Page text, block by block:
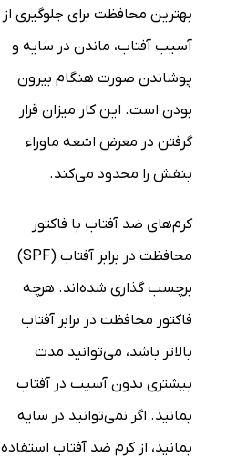
بهترین محافظت برای جلوگیری از
آسیب آفتاب، ماندن در سایه و
پوشاندن صورت هنگام بیرون
بودن است. این کار میزان قرار
گرفتن در معرض اشعه ماوراء
بنفش را محدود می‌کند.
کرم‌های ضد آفتاب با فاکتور
محافظت در برابر آفتاب (SPF)
برچسب گذاری شده‌اند. هرچه
فاکتور محافظت در برابر آفتاب
بالاتر باشد، می‌توانید مدت
بیشتری بدون آسیب در آفتاب
بمانید. اگر نمی‌توانید در سایه
بمانید، از کرم ضد آفتاب استفاده